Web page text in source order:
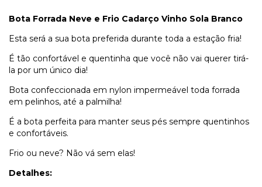
Bota Forrada Neve e Frio Cadarço Vinho Sola Branco
Esta será a sua bota preferida durante toda a estação fria!
É tão confortável e quentinha que você não vai querer tirá-
la por um único dia!
Bota confeccionada em nylon impermeável toda forrada
em pelinhos, até a palmilha!
É a bota perfeita para manter seus pés sempre quentinhos
e confortáveis.
Frio ou neve? Não vá sem elas!
Detalhes: